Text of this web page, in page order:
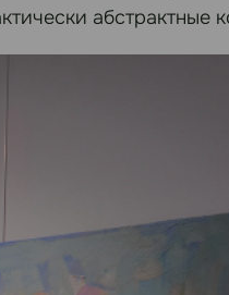
абстрактные